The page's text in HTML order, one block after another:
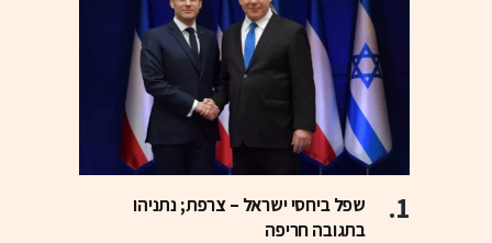
שפל ביחסי ישראל – צרפת; נתניהו
בתגובה חריפה